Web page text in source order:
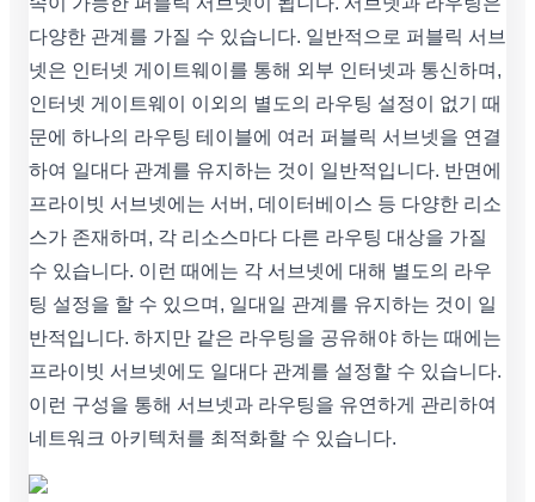
다양한 관계를 가질 수 있습니다. 일반적으로 퍼블릭 서브
넷은 인터넷 게이트웨이를 통해 외부 인터넷과 통신하며,
인터넷 게이트웨이 이외의 별도의 라우팅 설정이 없기 때
문에 하나의 라우팅 테이블에 여러 퍼블릭 서브넷을 연결
하여 일대다 관계를 유지하는 것이 일반적입니다. 반면에
프라이빗 서브넷에는 서버, 데이터베이스 등 다양한 리소
스가 존재하며, 각 리소스마다 다른 라우팅 대상을 가질
수 있습니다. 이런 때에는 각 서브넷에 대해 별도의 라우
팅 설정을 할 수 있으며, 일대일 관계를 유지하는 것이 일
반적입니다. 하지만 같은 라우팅을 공유해야 하는 때에는
프라이빗 서브넷에도 일대다 관계를 설정할 수 있습니다.
이런 구성을 통해 서브넷과 라우팅을 유연하게 관리하여
네트워크 아키텍처를 최적화할 수 있습니다.